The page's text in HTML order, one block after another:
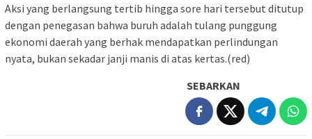
Aksi yang berlangsung tertib hingga sore hari tersebut ditutup
dengan penegasan bahwa buruh adalah tulang punggung
ekonomi daerah yang berhak mendapatkan perlindungan
nyata, bukan sekadar janji manis di atas kertas.(red)
SEBARKAN